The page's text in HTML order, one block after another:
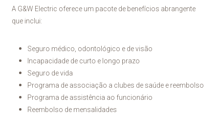
A G&W Electric oferece um pacote de benefícios abrangente
que inclui:
Seguro médico, odontológico e de visão
Incapacidade de curto e longo prazo
Seguro de vida
Programa de associação a clubes de saúde e reembolso
Programa de assistência ao funcionário
Reembolso de mensalidades